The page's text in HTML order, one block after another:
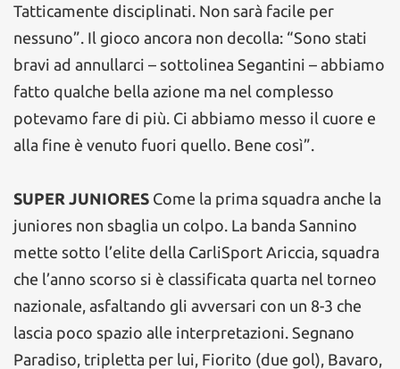
Tatticamente disciplinati. Non sarà facile per
nessuno”. Il gioco ancora non decolla: “Sono stati
bravi ad annullarci – sottolinea Segantini – abbiamo
fatto qualche bella azione ma nel complesso
potevamo fare di più. Ci abbiamo messo il cuore e
alla fine è venuto fuori quello. Bene così”.
SUPER JUNIORES Come la prima squadra anche la
juniores non sbaglia un colpo. La banda Sannino
mette sotto l’elite della CarliSport Ariccia, squadra
che l’anno scorso si è classificata quarta nel torneo
nazionale, asfaltando gli avversari con un 8-3 che
lascia poco spazio alle interpretazioni. Segnano
Paradiso, tripletta per lui, Fiorito (due gol), Bavaro,